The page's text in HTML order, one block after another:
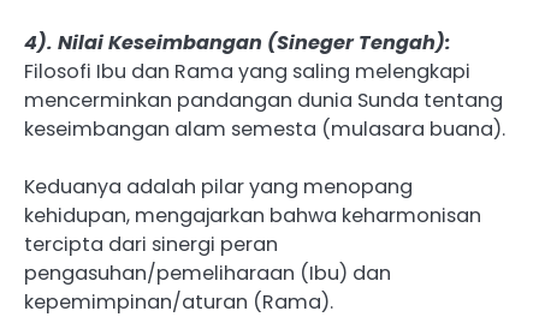
4). Nilai Keseimbangan (Sineger Tengah):
Filosofi Ibu dan Rama yang saling melengkapi
mencerminkan pandangan dunia Sunda tentang
keseimbangan alam semesta (mulasara buana).
Keduanya adalah pilar yang menopang
kehidupan, mengajarkan bahwa keharmonisan
tercipta dari sinergi peran
pengasuhan/pemeliharaan (Ibu) dan
kepemimpinan/aturan (Rama).